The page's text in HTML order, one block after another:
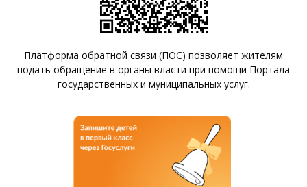
Платформа обратной связи (ПОС) позволяет жителям
подать обращение в органы власти при помощи Портала
государственных и муниципальных услуг.